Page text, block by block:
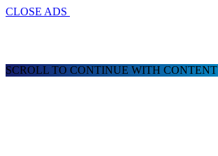
CLOSE ADS
SCROLL TO CONTINUE WITH CONTENT